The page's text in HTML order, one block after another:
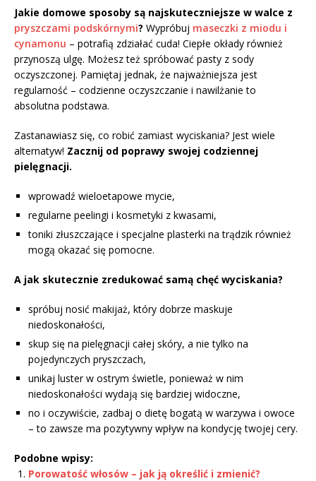
Jakie domowe sposoby są najskuteczniejsze w walce z
pryszczami podskórnymi? Wypróbuj maseczki z miodu i
cynamonu – potrafią zdziałać cuda! Ciepłe okłady również
przynoszą ulgę. Możesz też spróbować pasty z sody
oczyszczonej. Pamiętaj jednak, że najważniejsza jest
regularność – codzienne oczyszczanie i nawilżanie to
absolutna podstawa.
Zastanawiasz się, co robić zamiast wyciskania? Jest wiele
alternatyw! Zacznij od poprawy swojej codziennej
pielęgnacji.
wprowadź wieloetapowe mycie,
regularne peelingi i kosmetyki z kwasami,
toniki złuszczające i specjalne plasterki na trądzik również
mogą okazać się pomocne.
A jak skutecznie zredukować samą chęć wyciskania?
spróbuj nosić makijaż, który dobrze maskuje
niedoskonałości,
skup się na pielęgnacji całej skóry, a nie tylko na
pojedynczych pryszczach,
unikaj luster w ostrym świetle, ponieważ w nim
niedoskonałości wydają się bardziej widoczne,
no i oczywiście, zadbaj o dietę bogatą w warzywa i owoce
– to zawsze ma pozytywny wpływ na kondycję twojej cery.
Podobne wpisy:
Porowatość włosów – jak ją określić i zmienić?